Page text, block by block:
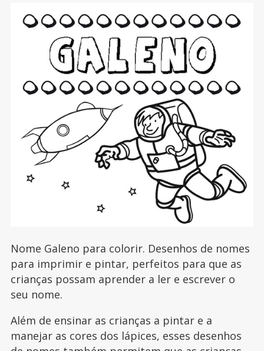
Nome Galeno para colorir. Desenhos de nomes
para imprimir e pintar, perfeitos para que as
crianças possam aprender a ler e escrever o
seu nome.
Além de ensinar as crianças a pintar e a
manejar as cores dos lápices, esses desenhos